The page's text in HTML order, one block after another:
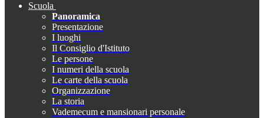
Scuola
Panoramica
Presentazione
I luoghi
Il Consiglio d'Istituto
Le persone
I numeri della scuola
Le carte della scuola
Organizzazione
La storia
Vademecum e mansionari personale